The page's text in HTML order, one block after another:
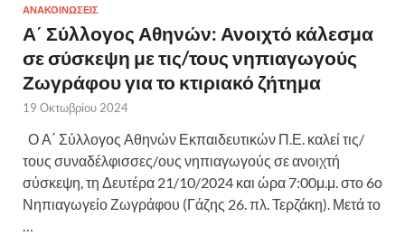
ΑΝΑΚΟΙΝΩΣΕΙΣ
Α΄ Σύλλογος Αθηνών: Ανοιχτό κάλεσμα
σε σύσκεψη με τις/τους νηπιαγωγούς
Ζωγράφου για το κτιριακό ζήτημα
19 Οκτωβρίου 2024
Ο Α΄ Σύλλογος Αθηνών Εκπαιδευτικών Π.Ε. καλεί τις/
τους συναδέλφισσες/ους νηπιαγωγούς σε ανοιχτή
σύσκεψη, τη Δευτέρα 21/10/2024 και ώρα 7:00μ.μ. στο 6ο
Νηπιαγωγείο Ζωγράφου (Γάζης 26. πλ. Τερζάκη). Μετά το